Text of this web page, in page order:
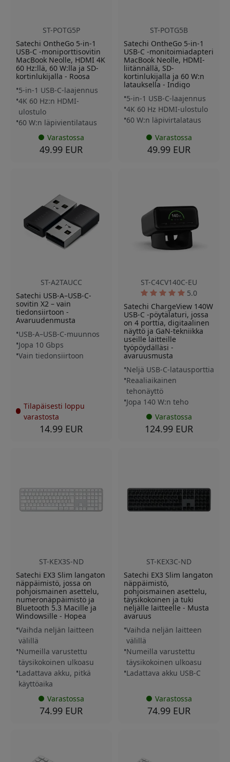
ST-POTG5P
Satechi OntheGo 5-in-1
USB-C -moniporttisovitin
MacBook Neolle, HDMI 4K
60 Hz:llä, 60 W:lla ja SD-
kortinlukijalla - Roosa
5-in-1 USB-C-laajennus
4K 60 Hz:n HDMI-
ulostulo
60 W:n läpivientilataus
Varastossa
49.99 EUR
ST-POTG5B
Satechi OntheGo 5-in-1
USB-C -monitoimiadapteri
MacBook Neolle, HDMI-
liitännällä, SD-
kortinlukijalla ja 60 W:n
latauksella - Indigo
5-in-1 USB-C-laajennus
4K 60 Hz HDMI-ulostulo
60 W:n läpivirtalataus
Varastossa
49.99 EUR
ST-A2TAUCC
Satechi USB-A–USB-C-
sovitin X2 – vain
tiedonsiirtoon -
Avaruudenmusta
USB-A–USB-C-muunnos
Jopa 10 Gbps
Vain tiedonsiirtoon
Tilapäisesti loppu
varastosta
14.99 EUR
ST-C4CV140C-EU
5.0
Satechi ChargeView 140W
USB-C -pöytälaturi, jossa
on 4 porttia, digitaalinen
näyttö ja GaN-tekniikka
useille laitteille
työpöydälläsi -
avaruusmusta
Neljä USB-C-latausporttia
Reaaliaikainen
tehonäyttö
Jopa 140 W:n teho
Varastossa
124.99 EUR
ST-KEX3S-ND
Satechi EX3 Slim langaton
näppäimistö, jossa on
pohjoismainen asettelu,
numeronäppäimistö ja
Bluetooth 5.3 Macille ja
Windowsille - Hopea
Vaihda neljän laitteen
välillä
Numeilla varustettu
täysikokoinen ulkoasu
Ladattava akku, pitkä
käyttöaika
Varastossa
74.99 EUR
ST-KEX3C-ND
Satechi EX3 Slim langaton
näppäimistö,
pohjoismainen asettelu,
täysikokoinen ja tuki
neljälle laitteelle - Musta
avaruus
Vaihda neljän laitteen
välillä
Numeilla varustettu
täysikokoinen ulkoasu
Ladattava akku USB-C
Varastossa
74.99 EUR